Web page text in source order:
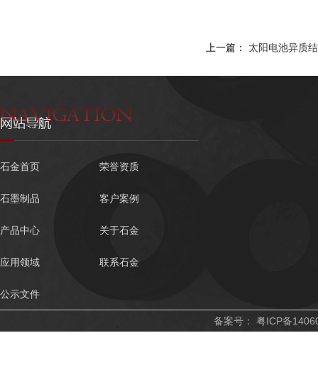
上一篇： 太阳电池异质
石金首页 荣誉资质
石墨制品 客户案例
产品中心 关于石金
应用领域 联系石金
公示文件
备案号： 粤ICP备